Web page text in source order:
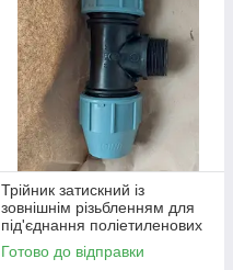
Трійник затискний із
зовнішнім різьбленням для
під'єднання поліетиленових
труб 50х2"х50
поліпропіленовий PN 16
Готово до відправки